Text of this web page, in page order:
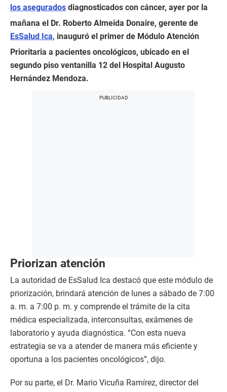
los asegurados diagnosticados con cáncer, ayer por la
mañana el Dr. Roberto Almeida Donaire, gerente de
EsSalud Ica, inauguró el primer de Módulo Atención
Prioritaria a pacientes oncológicos, ubicado en el
segundo piso ventanilla 12 del Hospital Augusto
Hernández Mendoza.
Priorizan atención
La autoridad de EsSalud Ica destacó que este módulo de
priorización, brindará atención de lunes a sábado de 7:00
a. m. a 7:00 p. m. y comprende el trámite de la cita
médica especializada, interconsultas, exámenes de
laboratorio y ayuda diagnóstica. “Con esta nueva
estrategia se va a atender de manera más eficiente y
oportuna a los pacientes oncológicos”, dijo.
Por su parte, el Dr. Mario Vicuña Ramírez, director del